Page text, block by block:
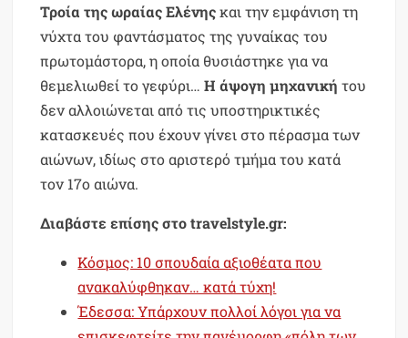
Τροία της ωραίας Ελένηςκαι την εμφάνιση τη
νύχτα του φαντάσματος της γυναίκας του
πρωτομάστορα, η οποία θυσιάστηκε για να
θεμελιωθεί το γεφύρι…Η άψογη μηχανική του
δεν αλλοιώνεται από τις υποστηρικτικές
κατασκευές που έχουν γίνει στο πέρασμα των
αιώνων, ιδίως στο αριστερό τμήμα του κατά
τον 17ο αιώνα.
Διαβάστε επίσης στο travelstyle.gr:
Κόσμος: 10 σπουδαία αξιοθέατα που
ανακαλύφθηκαν… κατά τύχη!
Έδεσσα: Υπάρχουν πολλοί λόγοι για να